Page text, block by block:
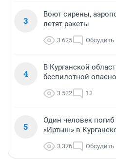
3
Воют сирены,
летят ракеты
3 625 Обсудить
4
В Курганской
беспилотной
3 532 13
5
Один человек
«Иртыш» в
3 376 Обсудить